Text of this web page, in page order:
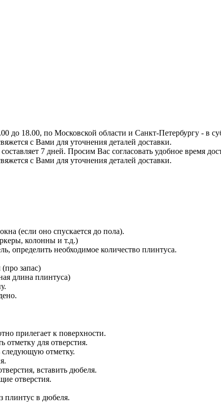
до 18.00, по Московской области и Санкт-Петербургу - в
с Вами для уточнения деталей доставки.
7 дней. Просим Вас согласовать удобное время
с Вами для уточнения деталей доставки.
(если оно спускается до пола).
колонны и т.д.)
определить необходимое количество плинтуса.
запас)
длина плинтуса)
прилегает к поверхности.
отметку для отверстия.
следующую отметку.
вставить дюбеля.
отверстия.
плинтус в дюбеля.